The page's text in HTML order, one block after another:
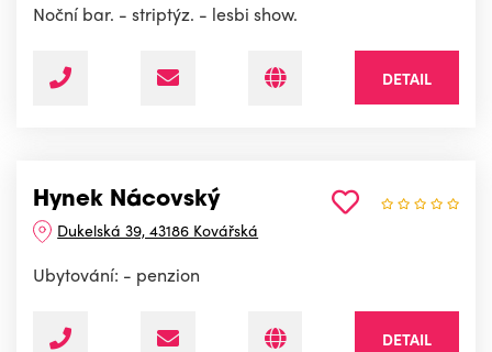
Noční bar. - striptýz. - lesbi show.
DETAIL
Hynek Nácovský
Dukelská 39, 43186 Kovářská
Ubytování: - penzion
DETAIL